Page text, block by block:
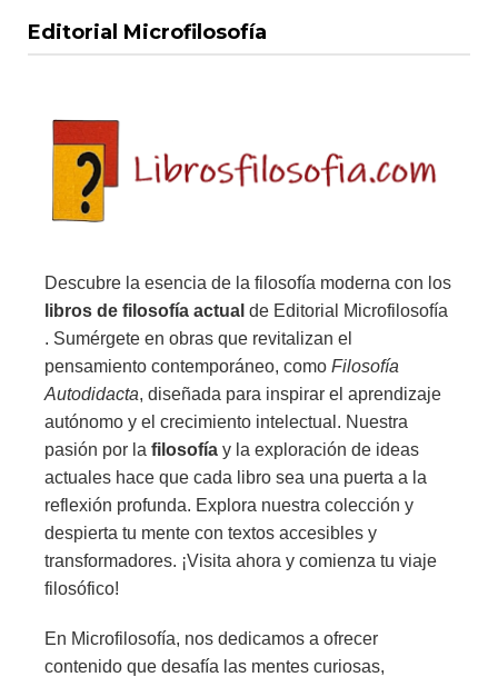
Editorial Microfilosofía
Descubre la esencia de la filosofía moderna con los
libros de filosofía actual de Editorial Microfilosofía
. Sumérgete en obras que revitalizan el
pensamiento contemporáneo, como Filosofía
Autodidacta, diseñada para inspirar el aprendizaje
autónomo y el crecimiento intelectual. Nuestra
pasión por la filosofía y la exploración de ideas
actuales hace que cada libro sea una puerta a la
reflexión profunda. Explora nuestra colección y
despierta tu mente con textos accesibles y
transformadores. ¡Visita ahora y comienza tu viaje
filosófico!
En Microfilosofía, nos dedicamos a ofrecer
contenido que desafía las mentes curiosas,